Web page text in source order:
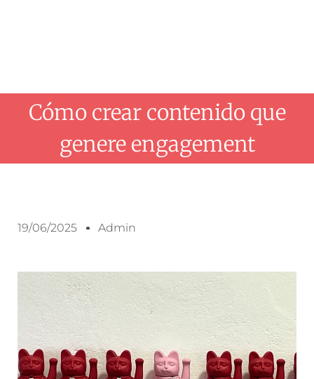
Cómo crear contenido que
genere engagement
19/06/2025 Admin